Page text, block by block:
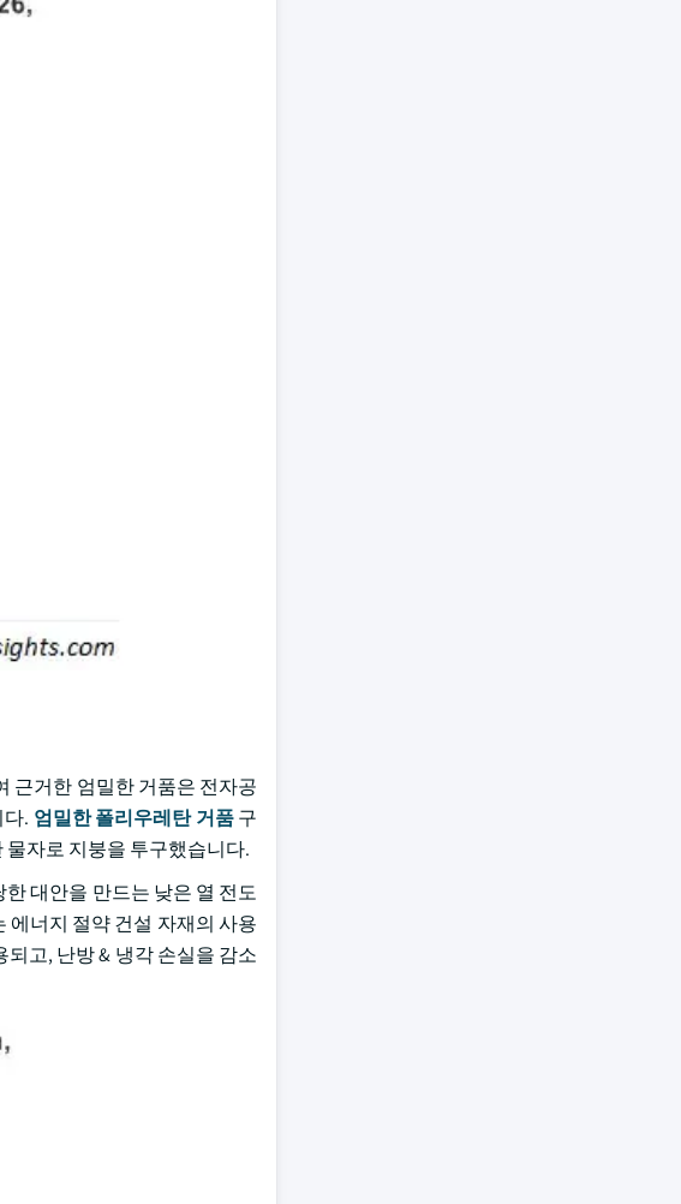
근거한 엄밀한 거품은 전자공
. 엄밀한 폴리우레탄 거품구
물자로 지붕을 투구했습니다.
대안을 만드는 낮은 열 전도
너지 절약 건설 자재의 사용
고, 난방 & 냉각 손실을 감소